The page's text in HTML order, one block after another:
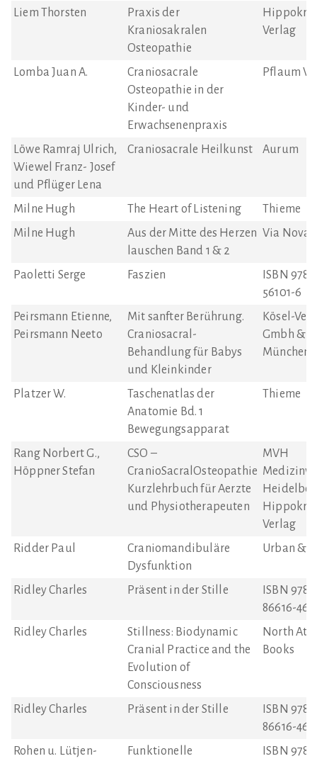
Liem Thorsten
Praxis der
Kraniosakralen
Osteopathie
Verlag
Lomba Juan A.
Craniosacrale
Osteopathie in der
Kinder- und
Erwachsenenpraxis
Pflaum
Löwe Ramraj Ulrich,
Wiewel Franz- Josef
und Pflüger Lena
Craniosacrale Heilkunst Aurum
Milne Hugh The Heart of Listening
Thieme
Milne Hugh
Aus der Mitte des Herzen
lauschen Band 1 & 2
Via Nova
Paoletti Serge Faszien
ISBN
56101-6
Peirsmann Etienne,
Peirsmann Neeto
Mit sanfter Berührung.
Craniosacral-
Behandlung für Babys
und Kleinkinder
Kösel-
Gmbh &
München
Platzer W.
Taschenatlas der
Anatomie Bd. 1
Bewegungsapparat
Thieme
Rang Norbert G.,
Höppner Stefan
CSO –
CranioSacralOsteopathie
Kurzlehrbuch für Aerzte
und Physiotherapeuten
MVH
Verlag
Ridder Paul
Craniomandibuläre
Dysfunktion
Urban &
Ridley Charles Präsent in der Stille
ISBN 978-
86616-
Ridley Charles
Stillness: Biodynamic
Cranial Practice and the
Evolution of
Consciousness
North
Books
Ridley Charles Präsent in der Stille
ISBN 978-
86616-
Rohen u. Lütjen-
Funktionelle ISBN